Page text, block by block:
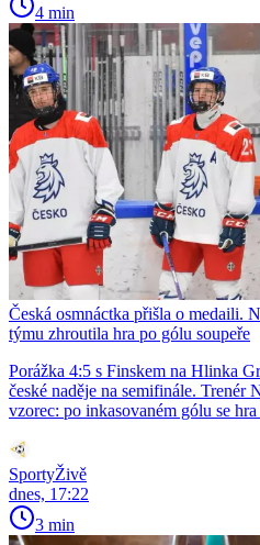
4 min
Česká osmnáctka přišla o medaili.
týmu zhroutila hra po gólu soupeře
Porážka 4:5 s Finskem na Hlinka
české naděje na semifinále. Trenér
vzorec: po inkasovaném gólu se
SportyŽivě
dnes, 17:22
3 min